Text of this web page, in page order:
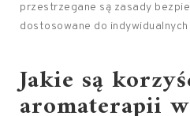
przestrzegane są zasady
dostosowane do
Jakie są
aromaterapii